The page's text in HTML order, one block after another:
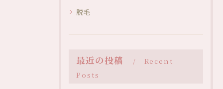
脱毛
最近の投稿
Recent
Posts